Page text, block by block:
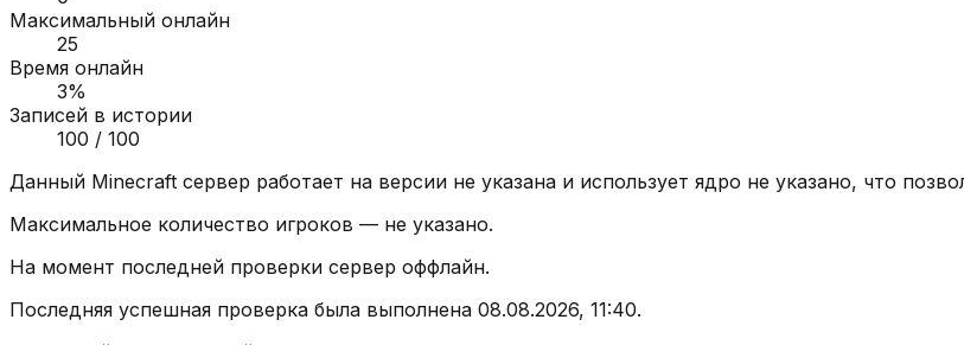
Максимальный онлайн
25
Время онлайн
3%
Записей в истории
100 / 100
Данный Minecraft сервер работает на версии не указана и использует ядро не указано, что
Максимальное количество игроков — не указано.
На момент последней проверки сервер оффлайн.
Последняя успешная проверка была выполнена 08.08.2026, 11:40.